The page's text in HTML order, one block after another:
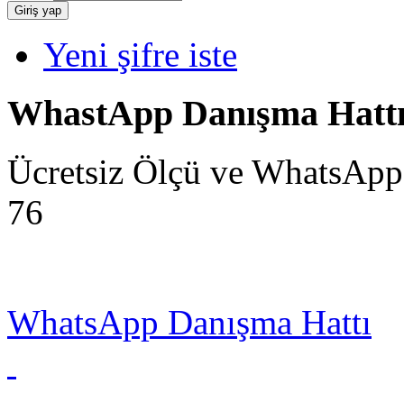
Yeni şifre iste
WhastApp Danışma
Ücretsiz Ölçü ve
76
WhatsApp Danışma Hattı